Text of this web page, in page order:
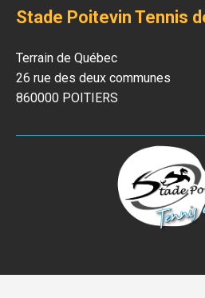
Stade Poitevin Tennis
Terrain de Québec
26 rue des deux communes
860000 POITIERS